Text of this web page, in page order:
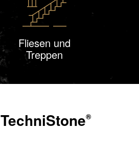
Fliesen und
Treppen
TechniStone®